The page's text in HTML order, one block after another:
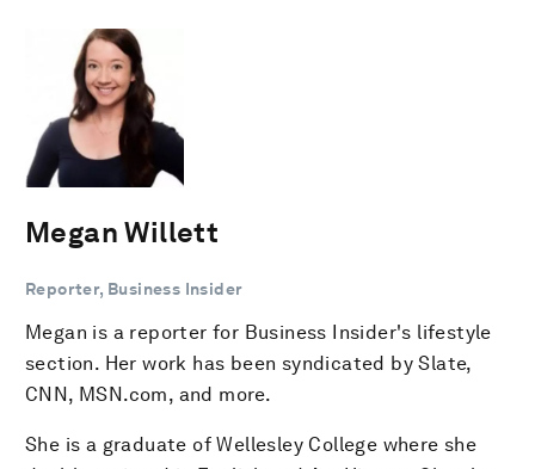
Megan Willett
Reporter, Business Insider
Megan is a reporter for Business Insider's lifestyle
section. Her work has been syndicated by Slate,
CNN, MSN.com, and more.
She is a graduate of Wellesley College where she